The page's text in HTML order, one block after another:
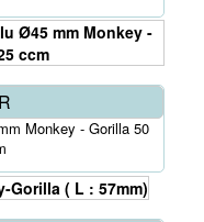
Monkey - Gorilla 50